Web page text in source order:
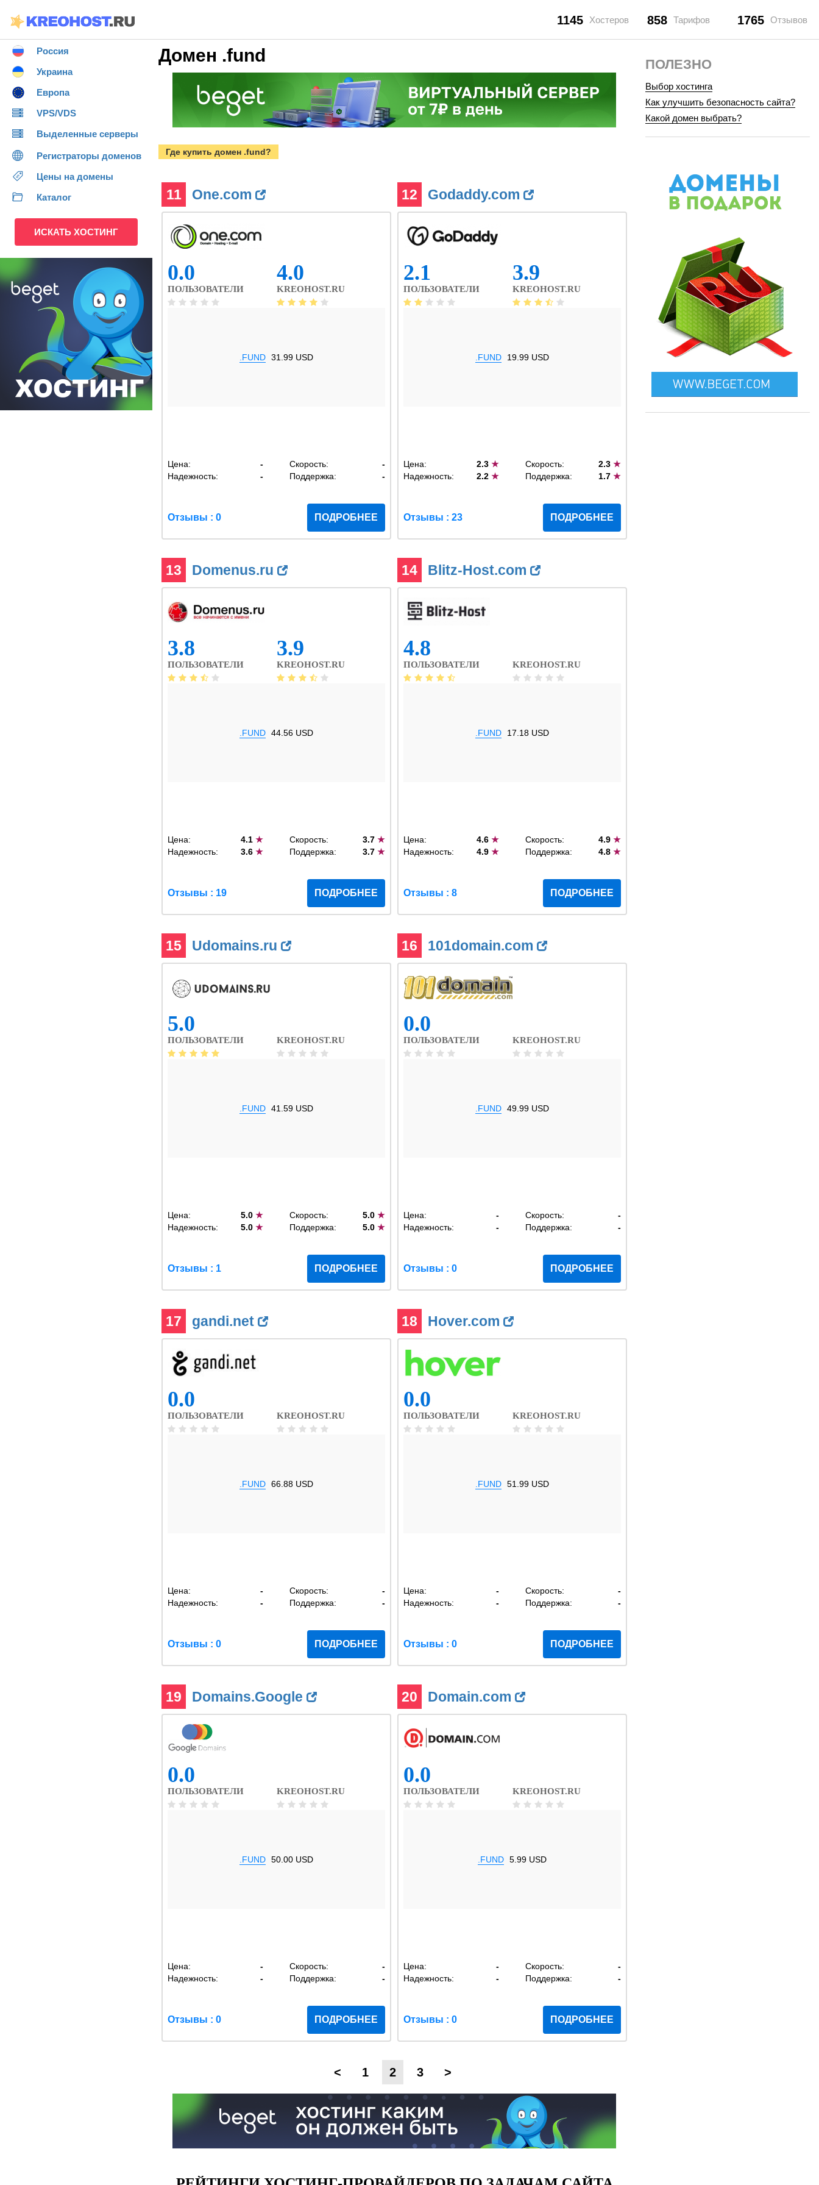
Россия
Украина
Европа
VPS/VDS
Выделенные серверы
Регистраторы доменов
Цены на домены
Каталог
ИСКАТЬ ХОСТИНГ
1145 Хостеров 858 Тарифов 1765 Отзывов
Домен .fund
Где купить домен .fund?
11 One.com
0.0
ПОЛЬЗОВАТЕЛИ
4.0
KREOHOST.RU
.FUND 31.99 USD
Цена: - Скорость:
-
Надежность:
- Поддержка: -
Отзывы : 0 ПОДРОБНЕЕ
12 Godaddy.com
2.1
ПОЛЬЗОВАТЕЛИ
3.9
KREOHOST.RU
.FUND 19.99 USD
Цена: 2.3★ Скорость: 2.3 ★
Надежность:
2.2★ Поддержка: 1.7 ★
Отзывы : 23 ПОДРОБНЕЕ
13 Domenus.ru
3.8
ПОЛЬЗОВАТЕЛИ
3.9
KREOHOST.RU
.FUND 44.56 USD
Цена: 4.1★ Скорость: 3.7 ★
Надежность:
3.6★ Поддержка: 3.7 ★
Отзывы : 19 ПОДРОБНЕЕ
14 Blitz-Host.com
4.8
ПОЛЬЗОВАТЕЛИ KREOHOST.RU
.FUND 17.18 USD
Цена: 4.6★ Скорость: 4.9 ★
Надежность:
4.9★ Поддержка: 4.8 ★
Отзывы : 8 ПОДРОБНЕЕ
15 Udomains.ru
5.0
ПОЛЬЗОВАТЕЛИ KREOHOST.RU
.FUND 41.59 USD
Цена: 5.0★ Скорость: 5.0 ★
Надежность:
5.0★ Поддержка: 5.0 ★
Отзывы : 1 ПОДРОБНЕЕ
16 101domain.com
0.0
ПОЛЬЗОВАТЕЛИ KREOHOST.RU
.FUND 49.99 USD
Цена: - Скорость:
-
Надежность:
- Поддержка: -
Отзывы : 0 ПОДРОБНЕЕ
17 gandi.net
0.0
ПОЛЬЗОВАТЕЛИ KREOHOST.RU
.FUND 66.88 USD
Цена: - Скорость:
-
Надежность:
- Поддержка: -
Отзывы : 0 ПОДРОБНЕЕ
18 Hover.com
0.0
ПОЛЬЗОВАТЕЛИ KREOHOST.RU
.FUND 51.99 USD
Цена: - Скорость:
-
Надежность:
- Поддержка: -
Отзывы : 0 ПОДРОБНЕЕ
19 Domains.Google
0.0
ПОЛЬЗОВАТЕЛИ KREOHOST.RU
.FUND 50.00 USD
Цена: - Скорость:
-
Надежность:
- Поддержка: -
Отзывы : 0 ПОДРОБНЕЕ
20 Domain.com
0.0
ПОЛЬЗОВАТЕЛИ KREOHOST.RU
.FUND 5.99 USD
Цена: - Скорость:
-
Надежность:
- Поддержка: -
Отзывы : 0 ПОДРОБНЕЕ
< 1 2 3 >
ПОЛЕЗНО
Выбор хостинга
Как улучшить безопасность сайта?
Какой домен выбрать?